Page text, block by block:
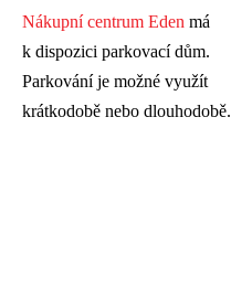
Nákupní centrum Eden má
k dispozici parkovací dům.
Parkování je možné využít
krátkodobě nebo dlouhodobě.